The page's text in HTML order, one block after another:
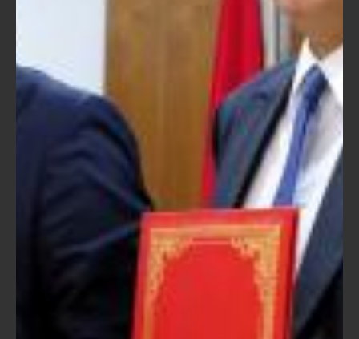
Vendredi, 10 Juin 2022
Industries Agroalimentaire: Marrakech Fine Food inaugure
sa nouvelle unité industrielle